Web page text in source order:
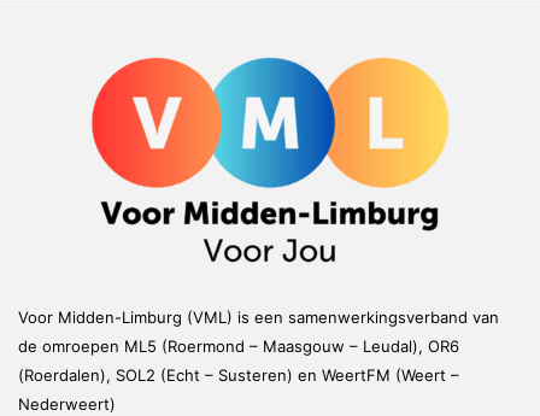
Voor Midden-Limburg (VML) is een samenwerkingsverband van
de omroepen ML5 (Roermond – Maasgouw – Leudal), OR6
(Roerdalen), SOL2 (Echt – Susteren) en WeertFM (Weert –
Nederweert)